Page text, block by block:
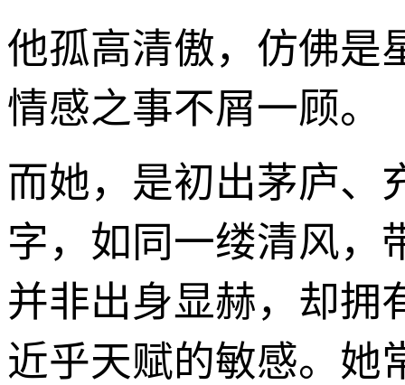
他孤高清傲，仿佛是
情感之事不屑一顾。
而她，是初出茅庐、
字，如同一缕清风，
并非出身显赫，却拥
近乎天赋的敏感。她